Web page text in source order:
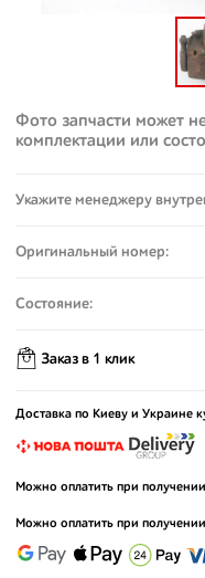
Фото запчасти может
комплектации или
Укажите менеджеру
Оригинальный номер:
Состояние:
Заказ в 1 клик
Доставка по Киеву и Украине
Можно оплатить при
Можно оплатить при